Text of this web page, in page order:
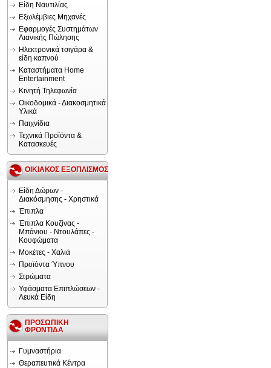
Είδη Ναυτιλίας
Εξωλέμβιες Μηχανές
Εφαρμογές Συστημάτων
Λιανικής Πώλησης
Ηλεκτρονικά τσιγάρα &
είδη καπνού
Καταστήματα Home
Entertainment
Κινητή Τηλεφωνία
Οικοδομικά - Διακοσμητικά
Υλικά
Παιχνίδια
Τεχνικά Προϊόντα &
Κατασκευές
ΟΙΚΙΑΚΟΣ ΕΞΟΠΛΙΣΜΟΣ
Είδη Δώρων -
Διακόσμησης - Χρηστικά
Έπιπλα
Έπιπλα Κουζίνας -
Μπάνιου - Ντουλάπες -
Κουφώματα
Μοκέτες - Χαλιά
Προϊόντα Ύπνου
Στρώματα
Υφάσματα Επιπλώσεων -
Λευκά Είδη
ΠΡΟΣΩΠΙΚΗ
ΦΡΟΝΤΙΔΑ
Γυμναστήρια
Θεραπευτικά Κέντρα